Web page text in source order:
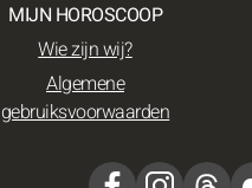
MIJN HOROSCOOP
Wie zijn wij?
Algemene
gebruiksvoorwaarden